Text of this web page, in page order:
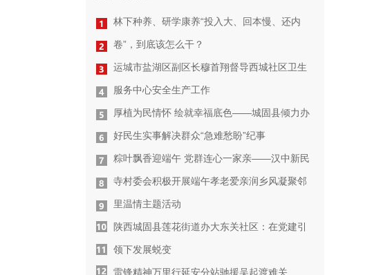
林下种养、研学康养“投入大、回本慢、还内
卷”，到底该怎么干？
运城市盐湖区副区长穆首翔督导西城社区卫生
服务中心安全生产工作
厚植为民情怀 绘就幸福底色——城固县倾力办
好民生实事解决群众“急难愁盼”纪事
粽叶飘香迎端午 党群连心一家亲——汉中新民
寺村委会积极开展端午孝老爱亲润乡风凝聚邻
里温情主题活动
陕西城固县莲花街道办大东关社区：在党建引
领下发展蜕变
雷锋精神万里行延安分站驰援吴起渡难关